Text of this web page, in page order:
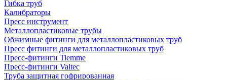
Гибка труб
Калибраторы
Пресс инструмент
Металлопластиковые трубы
Обжимные фитинги для металлопластиковых труб
Пресс фитинги для металлопластиковых труб
Пресс-фитинги Tiemme
Пресс-фитинги Valtec
Труба защитная гофрированная